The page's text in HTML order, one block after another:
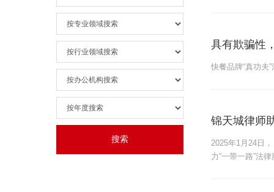
具有欺骗性
快餐品牌“真功夫
锦天城律师
2025年1月24日
力“一带一路”法